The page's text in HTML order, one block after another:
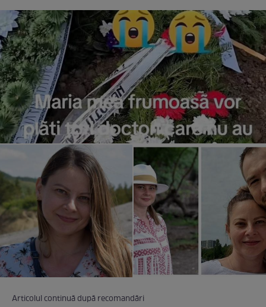
Articolul continuă după recomandări